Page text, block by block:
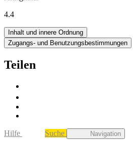
4.4
Inhalt und innere Ordnung
Zugangs- und Benutzungsbestimmungen
Teilen
Hilfe Suche Navigation